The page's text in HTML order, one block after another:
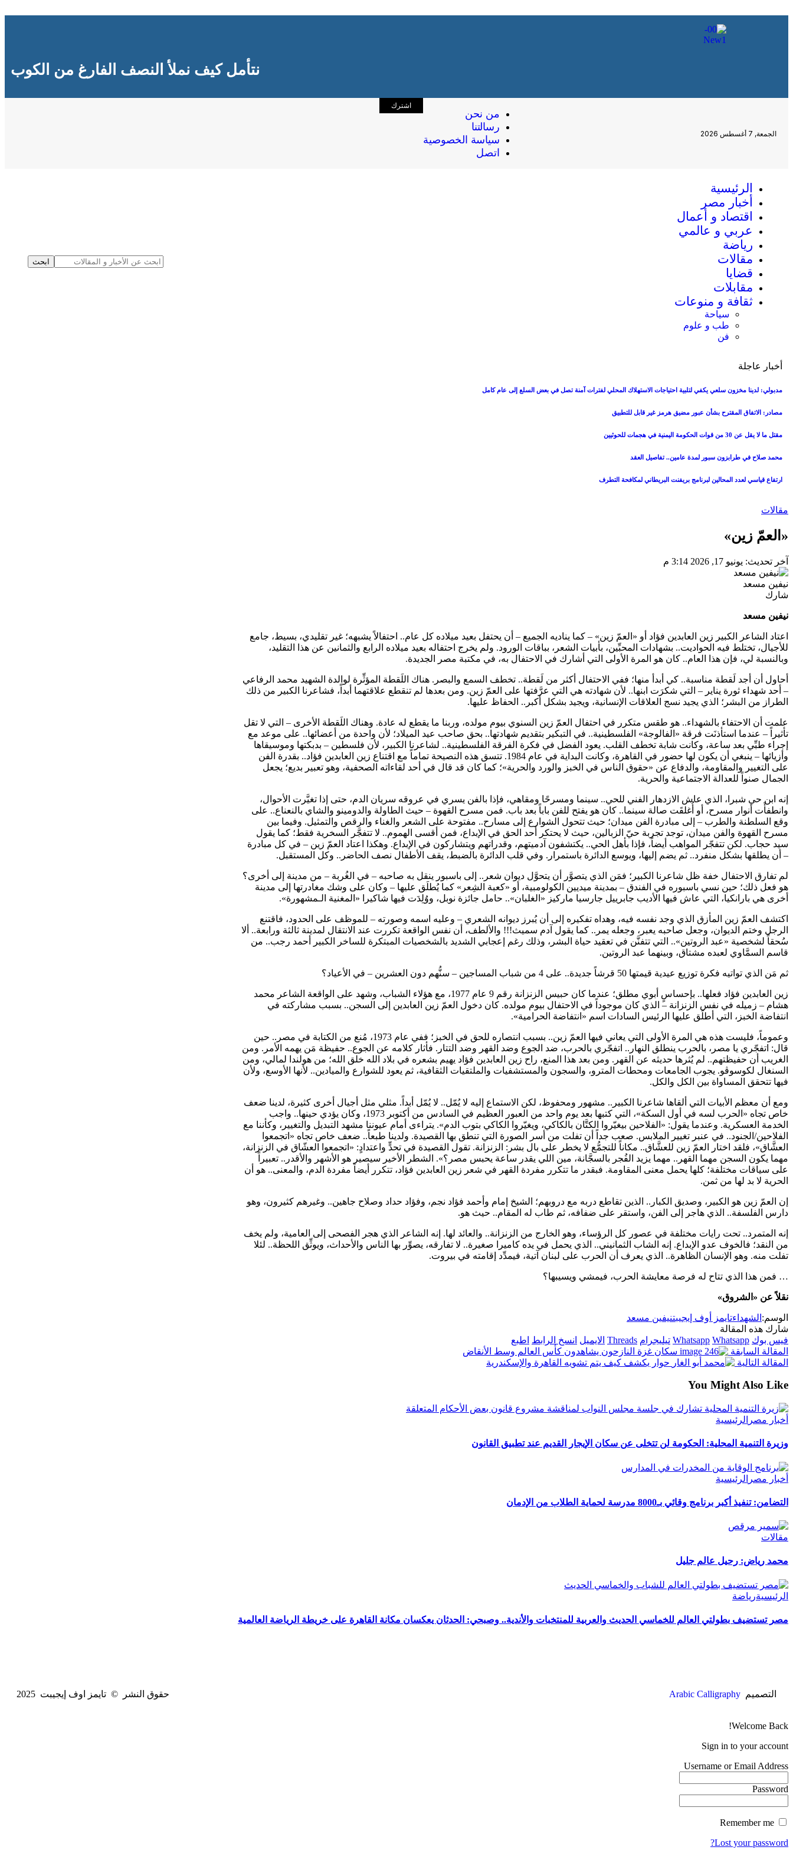
نتأمل كيف نملأ النصف الفارغ من الكوب
الجمعة, 7 أغسطس 2026
من نحن
رسالتنا
سياسة الخصوصية
اتصل
اشترك
الرئيسية
أخبار مصر
اقتصاد و أعمال
عربي و عالمي
رياضة
مقالات
قضايا
مقابلات
ثقافة و منوعات
سياحة
طب و علوم
فن
أخبار عاجلة
مدبولي: لدينا مخزون سلعي يكفي لتلبية احتياجات الاستهلاك المحلي لفترات آمنة تصل في بعض السلع إلى عام كامل
مصادر: الاتفاق المقترح بشأن عبور مضيق هرمز غير قابل للتطبيق
مقتل ما لا يقل عن 30 من قوات الحكومة اليمنية في هجمات للحوثيين
محمد صلاح في طرابزون سبور لمدة عامين.. تفاصيل العقد
ارتفاع قياسي لعدد المحالين لبرنامج بريفنت البريطاني لمكافحة التطرف
مقالات
«العمّ زين»
آخر تحديث: يونيو 17, 2026 3:14 م
نيفين مسعد
شارك
نيفين مسعد
اعتاد الشاعر الكبير زين العابدين فؤاد أو «العمّ زين» – كما يناديه الجميع – أن يحتفل بعيد ميلاده كل عام.. احتفالاً يشبهه؛ غير تقليدي، بسيط، جامع
للأجيال، تختلط فيه الحواديت.. بشهادات المحبِّين، بأبيات الشعر، بباقات الورود. ولم يخرج احتفاله بعيد ميلاده الرابع والثمانين عن هذا التقليد،
وبالنسبة لي، فإن هذا العام.. كان هو المرة الأولى التي أشارك في الاحتفال به، في مكتبة مصر الجديدة.
أحاول أن أجد لَقطة مناسبة.. كي أبدأ منها؛ ففي الاحتفال أكثر من لَقطة.. تخطف السمع والبصر. هناك اللَقطة المؤثِّرة لوالدة الشهيد محمد الرفاعي
– أحد شهداء ثورة يناير – التي شكرَت ابنها.. لأن شهادته هي التي عرَّفتها على العمّ زين. ومن بعدها لم تنقطع علاقتهما أبداً، فشاعرنا الكبير من ذلك
الطراز من البشر؛ الذي يجيد نسج العلاقات الإنسانية، ويجيد بشكل أكبر.. الحفاظ عليها.
علمت أن الاحتفاء بالشهداء.. هو طقس متكرر في احتفال العمّ زين السنوي بيوم مولده، وربنا ما يقطع له عادة. وهناك اللَقطة الأخرى – التي لا تقل
تأثيراً – عندما استأذنَت فرقة «الفالوجة» الفلسطينية.. في التبكير بتقديم شهادتها.. بحق صاحب عيد الميلاد؛ لأن واحدة من أعضائها.. على موعد مع
إجراء طبِّي بعد ساعة، وكانت شابة تخطف القلب. يعود الفضل في فكرة الفرقة الفلسطينية.. لشاعرنا الكبير، لأن فلسطين – بدبكتها وموسيقاها
وأزيائها – ينبغي أن يكون لها حضور في القاهرة، وكانت البداية في عام 1984. تتسق هذه النصيحة تماماً مع اقتناع زين العابدين فؤاد.. بقدرة الفن
على التغيير والمقاومة، والدفاع عن «حقوق الناس في الخبز والورد والحرية»؛ كما كان قد قال في أحد لقاءاته الصحفية، وهو تعبير بديع؛ يجعل
الجمال صنواً للعدالة الاجتماعية والحرية.
إنه ابن حي شبرا، الذي عاش الازدهار الفني للحي.. سينما ومسرحًا ومقاهي، فإذا بالفن يسري في عروقه سريان الدم، حتى إذا تغيَّرت الأحوال،
وانطفأَت أنوار مسرح، أو أُغلقَت صالة سينما.. كان هو يفتح للفن باباً بعد باب. فمن مسرح القهوة – حيث الطاولة والدومينو والشاي بالنعناع.. على
وقع السلطنة والطرب – إلى مبادرة الفن ميدان؛ حيث تتحول الشوارع إلى مسارح.. مفتوحة على الشعر والغناء والرقص والتمثيل. وفيما بين
مسرح القهوة والفن ميدان، توجد تجربة حيّ الزبالين، حيث لا يحتكر أحد الحق في الإبداع، فمن أقسى الهموم.. لا تتفجَّر السخرية فقط؛ كما يقول
سيد حجاب. لكن تتفجّر المواهب أيضاً، فإذا بأهل الحي.. يكتشفون آدميتهم، وقدراتهم ويتشاركون في الإبداع. وهكذا اعتاد العمّ زين – في كل مبادرة
– أن يطلقها بشكل منفرد.. ثم يضم إليها، ويوسع الدائرة باستمرار. وفي قلب الدائرة بالضبط، يقف الأطفال نصف الحاضر.. وكل المستقبل.
لم تفارق الاحتفال خفة ظل شاعرنا الكبير؛ فمَن الذي يتصوَّر أن يتحوَّل ديوان شعر.. إلى باسبور ينقل به صاحبه – في الغُربة – من مدينة إلى أخرى؟
هو فعل ذلك؛ حين نسي باسبوره في الفندق – بمدينة ميديين الكولومبية، أو «كعبة الشِعر» كما يُطلَق عليها – وكان على وشك مغادرتها إلى مدينة
أخرى هي بارانكيا، التي عاش فيها الأديب جابرييل جارسيا ماركيز «الغلبان».. حامل جائزة نوبل، ووُلِدَت فيها شاكيرا «المغنية الـمشهورة».
اكتشف العمّ زين المأزق الذي وجد نفسه فيه، وهداه تفكيره إلى أن يُبرز ديوانه الشعري – وعليه اسمه وصورته – للموظف على الحدود، فاقتنع
الرجل وختم الديوان، وجعل صاحبه يعبر، وجعله يمر.. كما يقول آدم سميث!!! والألطف، أن نفس الواقعة تكررت عند الانتقال لمدينة ثالثة ورابعة.. ألا
سُحقاً لشخصية «عبد الروتين».. التي تتفنَّن في تعقيد حياة البشر، وذلك رغم إعجابي الشديد بالشخصيات المبتكرة للساخر الكبير أحمد رجب.. من
قاسم السمَّاوي لعبده مشتاق، وبينهما عبد الروتين.
ثم مَن الذي تواتيه فكرة توزيع عيدية قيمتها 50 قرشاً جديدة.. على 4 من شباب المساجين – سنُّهم دون العشرين – في الأعياد؟
زين العابدين فؤاد فعلها.. بإحساسٍ أبوي مطلق؛ عندما كان حبيس الزنزانة رقم 9 عام 1977، مع هؤلاء الشباب، وشهد على الواقعة الشاعر محمد
هشام – زميله في نفس الزنزانة – الذي كان موجوداً في الاحتفال بيوم مولده. كان دخول العمّ زين العابدين إلى السجن.. بسبب مشاركته في
انتفاضة الخبز، التي أطلَق عليها الرئيس السادات اسم «انتفاضة الحرامية».
وعموماً، فليست هذه هي المرة الأولى التي يعاني فيها العمّ زين.. بسبب انتصاره للحق في الخبز؛ ففي عام 1973، مُنع من الكتابة في مصر.. حين
قال: اتفجّري يا مصر، بالحرب ينطلق النهار.. اتفجّري بالحرب، ضد الجوع وضد القهر وضد التتار. فأثار كلامه عن الجوع.. حفيظة مَن يهمه الأمر. ومن
الغريب أن حفيظتهم.. لم يُثرها حديثه عن القهر. ومن بعد هذا المنع، راح زين العابدين فؤاد يهيم بشعره في بلاد الله خلق الله؛ من هولندا لمالي، ومن
السنغال لكوسوڤو. يجوب الجامعات ومحطات المترو، والسجون والمستشفيات والملتقيات الثقافية، ثم يعود للشوارع والميادين.. لأنها الأوسع، ولأن
فيها تتحقق المساواة بين الكل والكل.
ومع أن معظم الأبيات التي ألقاها شاعرنا الكبير.. مشهور ومحفوظ، لكن الاستماع إليه لا يُمّل.. لا يُمّل أبداً. مثلي مثل أجيال أخرى كثيرة، لدينا ضعف
خاص تجاه «الحرب لسه في أول السكة»، التي كتبها بعد يوم واحد من العبور العظيم في السادس من أكتوبر 1973، وكان يؤدي حينها.. واجب
الخدمة العسكرية. وعندما يقول: «الفلاحين بيغيّروا الكتَّان بالكاكي، ويغيّروا الكاكي بتوب الدم». يتراءى أمام عيوننا مشهد التبديل والتغيير، وكأننا مع
الفلاحين/الجنود.. في عنبر تغيير الملابس. صعب جداً أن تفلت من أسر الصورة التي تنطق بها القصيدة. ولدينا طبعاً.. ضعف خاص تجاه «اتجمعوا
العشَّاق»، فلقد اختار العمّ زين للعشَّاق.. مكاناً للتجمُّع لا يخطر على بال بشر: الزنزانة. تقول القصيدة في تحدٍّ واعتدادٍ: «اتجمعوا العشّاق في الزنزانة،
مهما يكون السجن مهما القهر.. مهما يزيد الفُجر بالسجَّانة، مين اللي يقدر ساعة يحبس مصر؟». الشطر الأخير سيصير هو الأشهر والأقدر.. تعبيراً
على سياقات مختلفة؛ كلها يحمل معنى المقاومة. فبقدر ما تتكرر مفردة القهر في شعر زين العابدين فؤاد، تتكرر أيضاً مفردة الدم، والمعنى.. هو أن
الحرية لا بد لها من ثمن.
إن العمّ زين هو الكبير، وصديق الكبار.. الذين تقاطع دربه مع دروبهم؛ الشيخ إمام وأحمد فؤاد نجم، وفؤاد حداد وصلاح جاهين.. وغيرهم كثيرون، وهو
دارس الفلسفة.. الذي هاجر إلى الفن، واستقر على ضفافه، ثم طاب له المقام.. حيث هو.
إنه المتمرد.. تحت رايات مختلفة في عصور كل الرؤساء، وهو الخارج من الزنزانة.. والعائد لها. إنه الشاعر الذي هجر الفصحى إلى العامية، ولم يخف
من النقد؛ فالخوف عدو الإبداع. إنه الشاب الثمانيني.. الذي يحمل في يده كاميرا صغيرة.. لا تفارقه، يصوِّر بها الناس والأحداث، ويوثِّق اللحظة.. لئلا
تفلت منه. وهو الإنسان الظاهرة.. الذي يعرف أن الحرب على لبنان آتية، فيمدِّد إقامته في بيروت.
… فمن هذا الذي تتاح له فرصة معايشة الحرب، فيمشي ويسيبها؟
نقلاً عن «الشروق»
الوسم: الشهداءتايمز أوف إيجيبتنيفين مسعد
شارك هذه المقالة
فيس بوك
Whatsapp Whatsapp تيليجرام Threads الايميل انسخ الرابط اطبع
المقالة السابقة
سكان غزة النازحون يشاهدون كأس العالم وسط الأنقاض
المقالة التالية
حوار يكشف كيف يتم تشويه القاهرة والإسكندرية
You Might Also Like
أخبار مصر الرئيسية
وزيرة التنمية المحلية: الحكومة لن تتخلى عن سكان الإيجار القديم عند تطبيق القانون
أخبار مصر الرئيسية
التضامن: تنفيذ أكبر برنامج وقائي بـ8000 مدرسة لحماية الطلاب من الإدمان
مقالات
محمد رياض: رحيل عالم جليل
الرئيسيةرياضة
مصر تستضيف بطولتي العالم للخماسي الحديث والعربية للمنتخبات والأندية.. وصبحي: الحدثان يعكسان مكانة القاهرة على خريطة الرياضة العالمية
التصميم Arabic Calligraphy حقوق النشر © تايمز اوف إيجيبت 2025
Welcome Back!
Sign in to your account
Username or Email Address
Password
Lost your password?